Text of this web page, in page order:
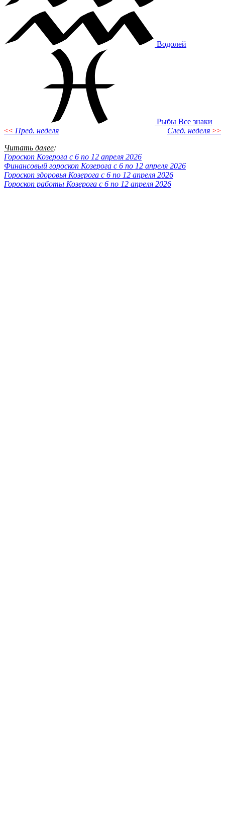
Водолей
Рыбы Все знаки
<< Пред. неделя След. неделя >>
Читать далее:
Гороскоп Козерога с 6 по 12 апреля 2026
Финансовый гороскоп Козерога с 6 по 12 апреля 2026
Гороскоп здоровья Козерога с 6 по 12 апреля 2026
Гороскоп работы Козерога с 6 по 12 апреля 2026